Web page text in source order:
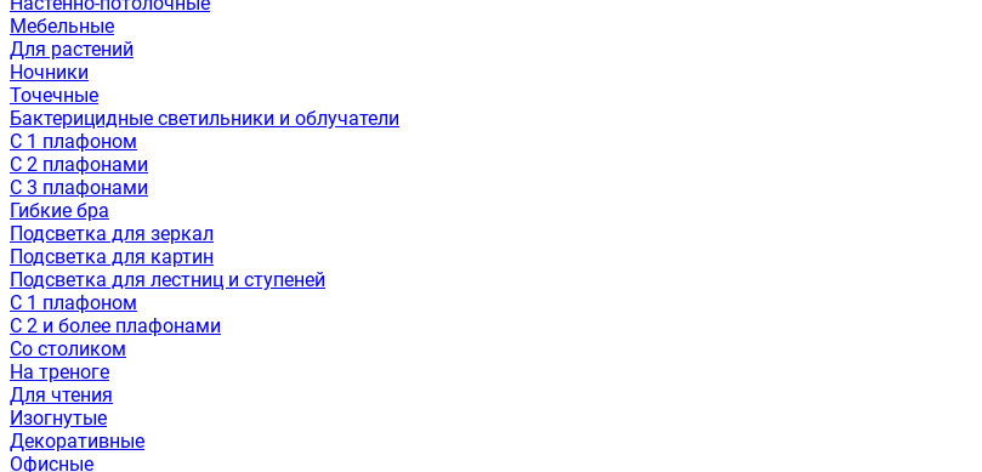
Мебельные
Для растений
Ночники
Точечные
Бактерицидные светильники и облучатели
С 1 плафоном
С 2 плафонами
С 3 плафонами
Гибкие бра
Подсветка для зеркал
Подсветка для картин
Подсветка для лестниц и ступеней
С 1 плафоном
С 2 и более плафонами
Со столиком
На треноге
Для чтения
Изогнутые
Декоративные
Офисные